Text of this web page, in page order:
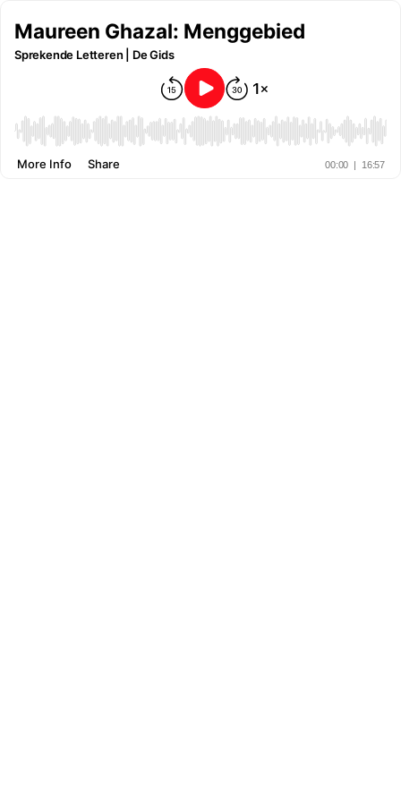
Maureen Ghazal: Menggebied
Sprekende Letteren | De Gids
00:00 | 16:57
More Info Share